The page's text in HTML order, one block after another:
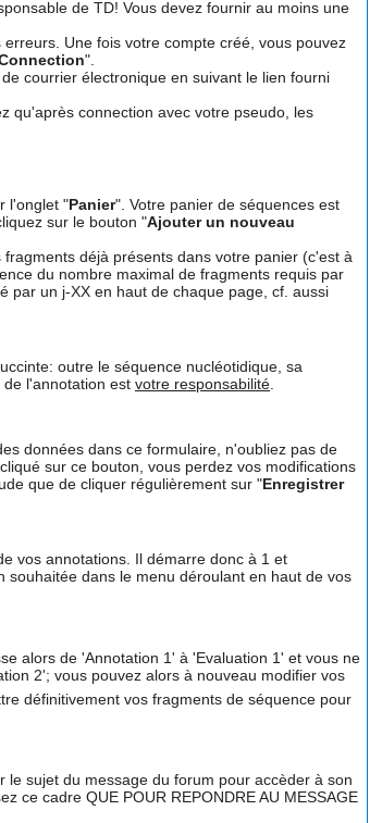
de TD! Vous devez fournir au moins une
Une fois votre compte créé, vous pouvez
".
courrier électronique en suivant le lien fourni
qu'après connection avec votre pseudo, les
l'onglet "Panier". Votre panier de séquences est
sur le bouton "Ajouter un nouveau
déjà présents dans votre panier (c'est à
du nombre maximal de fragments requis par
par un j-XX en haut de chaque page, cf. aussi
outre le séquence nucléotidique, sa
l'annotation est votre responsabilité
données dans ce formulaire, n'oubliez pas de
sur ce bouton, vous perdez vos modifications
que de cliquer régulièrement sur "Enregistrer
vos annotations. Il démarre donc à 1 et
dans le menu déroulant en haut de vos
alors de 'Annotation 1' à 'Evaluation 1' et vous ne
2'; vous pouvez alors à nouveau modifier vos
définitivement vos fragments de séquence pour
sujet du message du forum pour accèder à son
ce cadre QUE POUR REPONDRE AU MESSAGE